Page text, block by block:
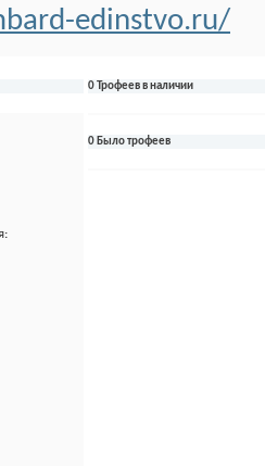
edinstvo.ru/
0 Трофеев в наличии
0 Было трофеев